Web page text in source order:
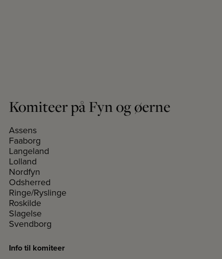
Komiteer på Fyn og øerne
Assens
Faaborg
Langeland
Lolland
Nordfyn
Odsherred
Ringe/Ryslinge
Roskilde
Slagelse
Svendborg
Info til komiteer